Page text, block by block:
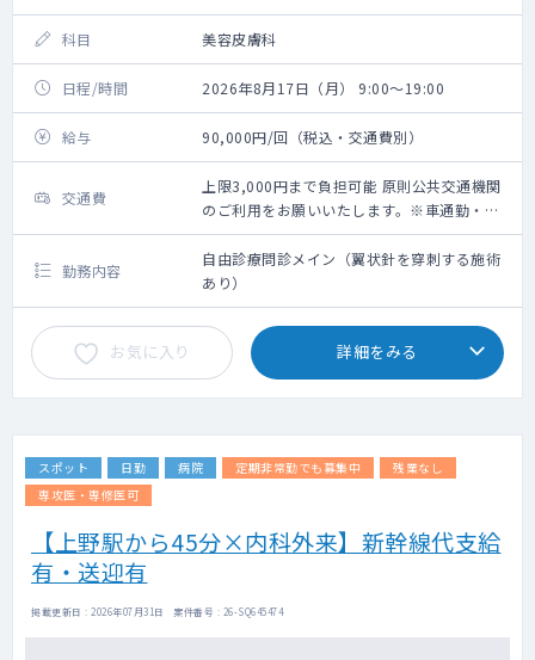
科目 美容皮膚科
日程/時間 2026年8月17日（月） 9:00～19:00
給与 90,000円/回（税込・交通費別）
交通費
上限3,000円まで負担可能 原則公共交通機関
のご利用をお願いいたします。※車通勤・タ
クシー利用要相談
勤務内容
自由診療問診メイン（翼状針を穿刺する施術
あり）
お気に入り 詳細をみる
スポット 日勤 病院 定期非常勤でも募集中
残業なし
専攻医・専修医可
【上野駅から45分×内科外来】新幹線代支給
有・送迎有
掲載更新日 : 2026年07月31日 案件番号 : 26-SQ645474